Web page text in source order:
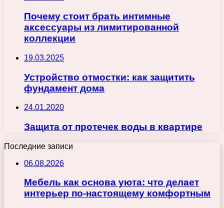
Почему стоит брать интимные
аксессуары из лимитированной
коллекции
19.03.2025
Устройство отмостки: как защитить
фундамент дома
24.01.2020
Защита от протечек воды в квартире
Последние записи
06.08.2026
Мебель как основа уюта: что делает
интерьер по-настоящему комфортным